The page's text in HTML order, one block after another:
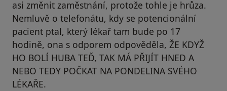
asi změnit zaměstnání, protože tohle je hrůza.
Nemluvě o telefonátu, kdy se potencionální
pacient ptal, který lékař tam bude po 17
hodině, ona s odporem odpověděla, ŽE KDYŽ
HO BOLÍ HUBA TEĎ, TAK MÁ PŘIJÍT HNED A
NEBO TEDY POČKAT NA PONDELINA SVÉHO
LÉKAŘE.